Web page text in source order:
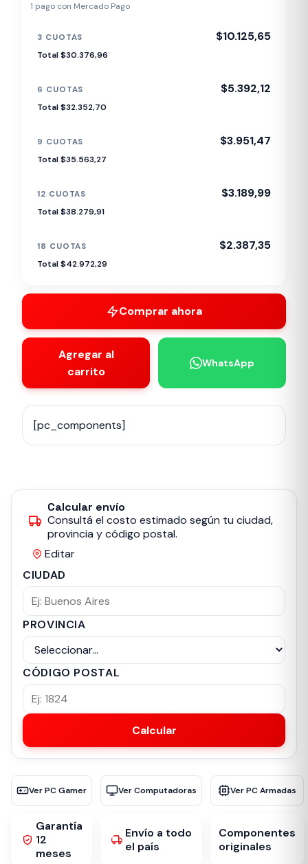
1 pago con Mercado Pago
3 CUOTAS $10.125,65
Total $30.376,96
6 CUOTAS $5.392,12
Total $32.352,70
9 CUOTAS $3.951,47
Total $35.563,27
12 CUOTAS $3.189,99
Total $38.279,91
18 CUOTAS $2.387,35
Total $42.972,29
Comprar ahora
Agregar al
carrito
WhatsApp
[pc_components]
Calcular envío
Consultá el costo estimado según tu ciudad,
provincia y código postal.
Editar
CIUDAD
PROVINCIA
CÓDIGO POSTAL
Calcular
Ver PC Gamer Ver Computadoras Ver PC Armadas
Garantía
12
meses
Envío a todo
el país
Componentes
originales